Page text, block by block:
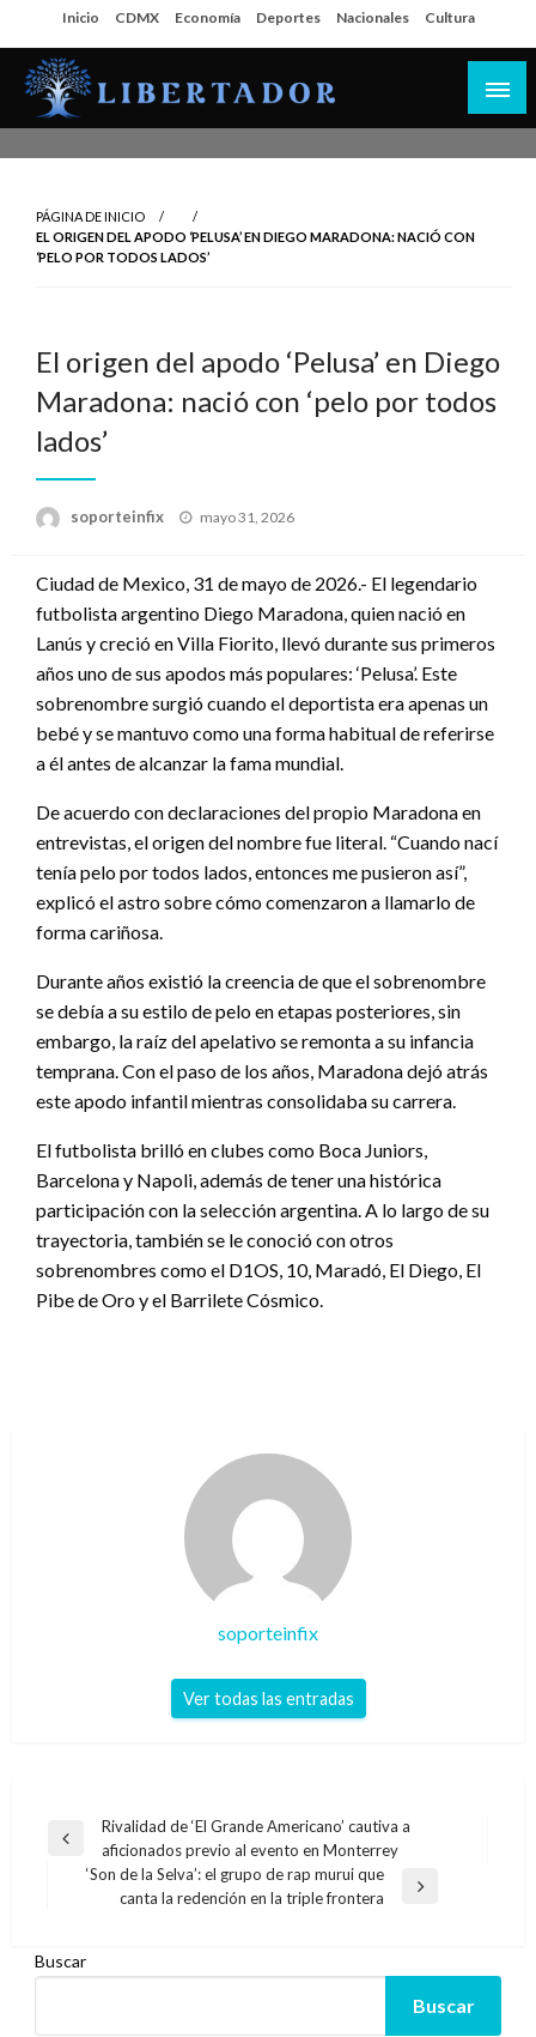
al
contenido
Inicio CDMX Economía Deportes Nacionales Cultura
PÁGINA DE INICIO
EL ORIGEN DEL APODO ‘PELUSA’ EN DIEGO MARADONA: NACIÓ CON
‘PELO POR TODOS LADOS’
El origen del apodo ‘Pelusa’ en Diego
Maradona: nació con ‘pelo por todos
lados’
soporteinfix
Publicado
mayo 31, 2026
Ciudad de Mexico, 31 de mayo de 2026.- El legendario
futbolista argentino Diego Maradona, quien nació en
Lanús y creció en Villa Fiorito, llevó durante sus primeros
años uno de sus apodos más populares: ‘Pelusa’. Este
sobrenombre surgió cuando el deportista era apenas un
bebé y se mantuvo como una forma habitual de referirse
a él antes de alcanzar la fama mundial.
De acuerdo con declaraciones del propio Maradona en
entrevistas, el origen del nombre fue literal. “Cuando nací
tenía pelo por todos lados, entonces me pusieron así”,
explicó el astro sobre cómo comenzaron a llamarlo de
forma cariñosa.
Durante años existió la creencia de que el sobrenombre
se debía a su estilo de pelo en etapas posteriores, sin
embargo, la raíz del apelativo se remonta a su infancia
temprana. Con el paso de los años, Maradona dejó atrás
este apodo infantil mientras consolidaba su carrera.
El futbolista brilló en clubes como Boca Juniors,
Barcelona y Napoli, además de tener una histórica
participación con la selección argentina. A lo largo de su
trayectoria, también se le conoció con otros
sobrenombres como el D1OS, 10, Maradó, El Diego, El
Pibe de Oro y el Barrilete Cósmico.
soporteinfix
Ver todas las entradas
Navegación
entradas
Entrada
anterior
Rivalidad de ‘El Grande Americano’ cautiva a
aficionados previo al evento en Monterrey
Entrada
‘Son de la Selva’: el grupo de rap murui que
canta la redención en la triple frontera
Buscar
Buscar